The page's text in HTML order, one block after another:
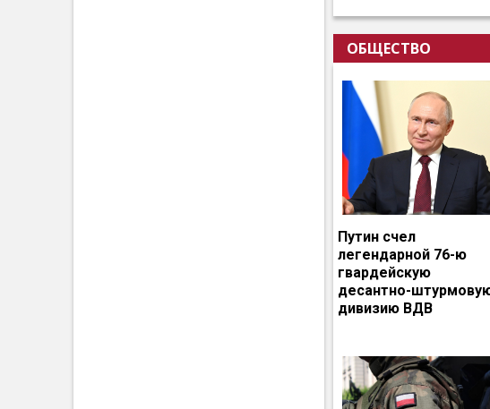
ОБЩЕСТВО
Путин счел
легендарной 76-ю
гвардейскую
десантно-
дивизию ВДВ